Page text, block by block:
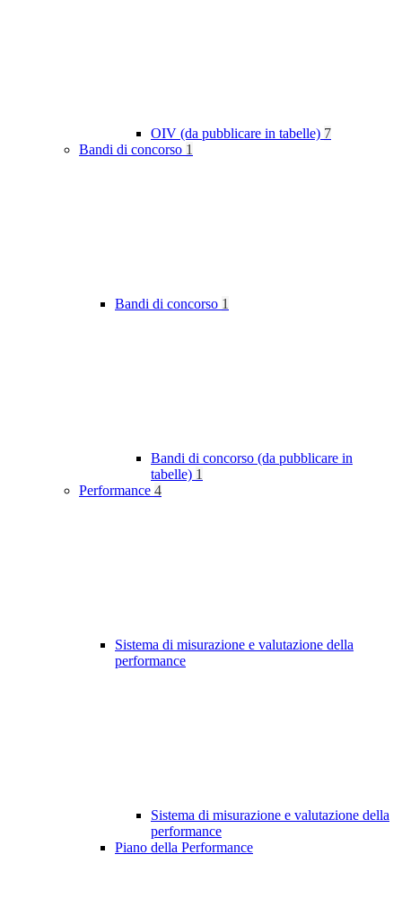
OIV (da pubblicare in tabelle) 7
Bandi di concorso 1
Bandi di concorso 1
Bandi di concorso (da pubblicare in
tabelle) 1
Performance 4
Sistema di misurazione e valutazione della
performance
Sistema di misurazione e valutazione della
performance
Piano della Performance